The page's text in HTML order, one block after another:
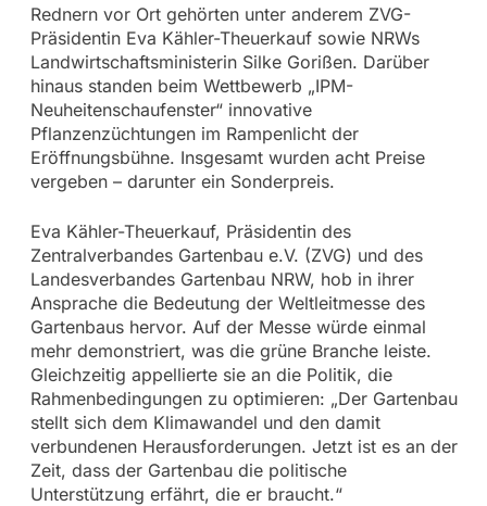
Rednern vor Ort gehörten unter anderem ZVG-
Präsidentin Eva Kähler-Theuerkauf sowie NRWs
Landwirtschaftsministerin Silke Gorißen. Darüber
hinaus standen beim Wettbewerb „IPM-
Neuheitenschaufenster“ innovative
Pflanzenzüchtungen im Rampenlicht der
Eröffnungsbühne. Insgesamt wurden acht Preise
vergeben – darunter ein Sonderpreis.
Eva Kähler-Theuerkauf, Präsidentin des
Zentralverbandes Gartenbau e.V. (ZVG) und des
Landesverbandes Gartenbau NRW, hob in ihrer
Ansprache die Bedeutung der Weltleitmesse des
Gartenbaus hervor. Auf der Messe würde einmal
mehr demonstriert, was die grüne Branche leiste.
Gleichzeitig appellierte sie an die Politik, die
Rahmenbedingungen zu optimieren: „Der Gartenbau
stellt sich dem Klimawandel und den damit
verbundenen Herausforderungen. Jetzt ist es an der
Zeit, dass der Gartenbau die politische
Unterstützung erfährt, die er braucht.“